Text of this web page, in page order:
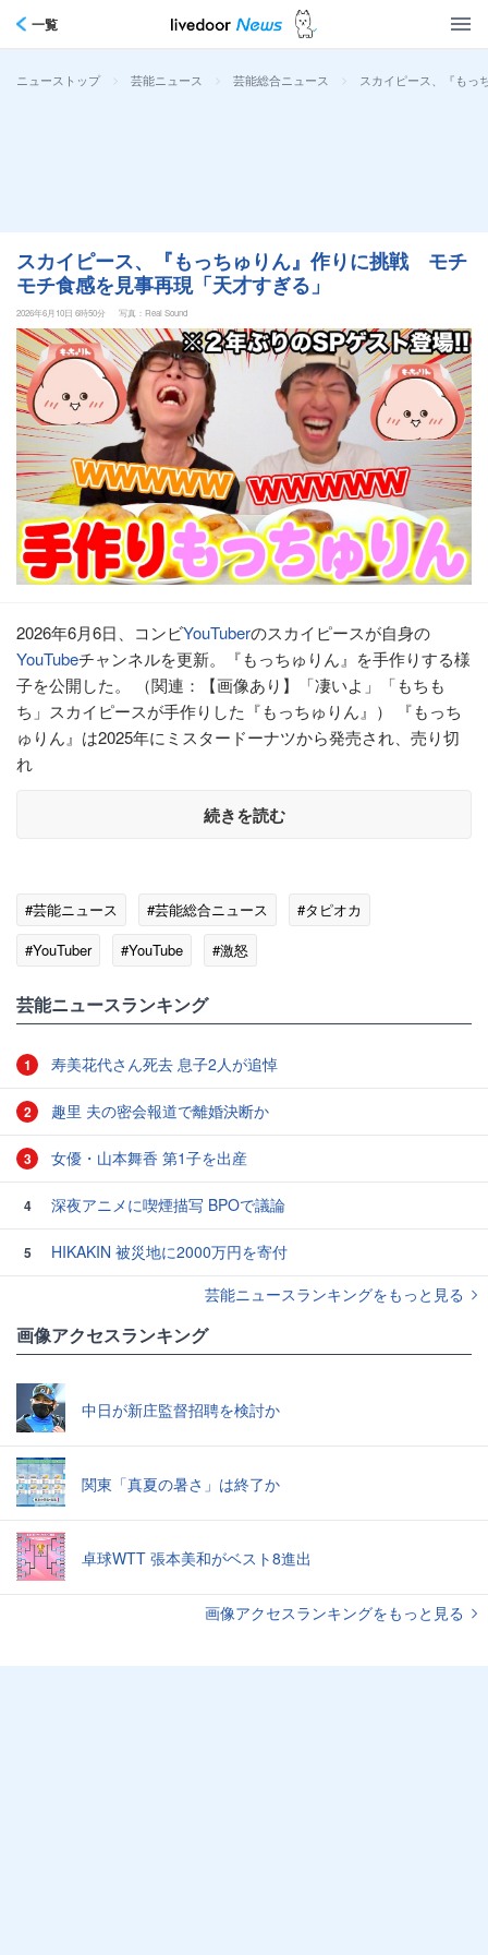
一覧
ニューストップ > 芸能ニュース > 芸能総合ニュース > スカイピース、『もっ
スカイピース、『もっちゅりん』作りに挑戦 モチ
モチ食感を見事再現「天才すぎる」
2026年6月10日 6時50分 写真：Real Sound
2026年6月6日、コンビYouTuberのスカイピースが自身の
YouTubeチャンネルを更新。『もっちゅりん』を手作りする様
子を公開した。 （関連：【画像あり】「凄いよ」「もちも
ち」スカイピースが手作りした『もっちゅりん』） 『もっち
ゅりん』は2025年にミスタードーナツから発売され、売り切
れ
続きを読む
#芸能ニュース #芸能総合ニュース
#タピオカ
#YouTuber
#YouTube #激怒
芸能ニュースランキング
1 寿美花代さん死去 息子2人が追悼
2 趣里 夫の密会報道で離婚決断か
3 女優・山本舞香 第1子を出産
4 深夜アニメに喫煙描写 BPOで議論
5
HIKAKIN 被災地に2000万円を寄付
芸能ニュースランキングをもっと見る
画像アクセスランキング
中日が新庄監督招聘を検討か
関東「真夏の暑さ」は終了か
卓球WTT 張本美和がベスト8進出
画像アクセスランキングをもっと見る